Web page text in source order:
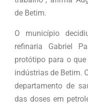
de Betim.
O município
refinaria Gabriel
protótipo para o
indústrias de Betim.
departamento de
das doses em